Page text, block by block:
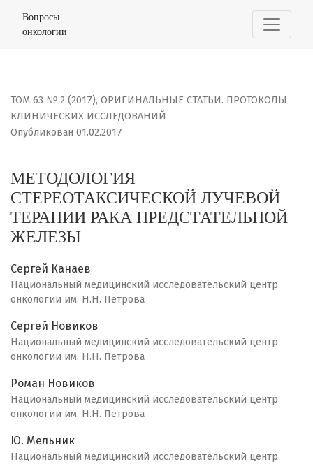
МЕТОДОЛОГИЯ СТЕРЕОТАКСИЧЕСКОЙ ЛУЧЕВОЙ
Вопросы
онкологии
ТОМ 63 № 2 (2017), ОРИГИНАЛЬНЫЕ СТАТЬИ. ПРОТОКОЛЫ
КЛИНИЧЕСКИХ ИССЛЕДОВАНИЙ
МЕТОДОЛОГИЯ
СТЕРЕОТАКСИЧЕСКОЙ ЛУЧЕВОЙ
ТЕРАПИИ РАКА ПРЕДСТАТЕЛЬНОЙ
ЖЕЛЕЗЫ
Опубликован 01.02.2017
Сергей Канаев
Национальный медицинский исследовательский центр
онкологии им. Н.Н. Петрова
Сергей Новиков
Национальный медицинский исследовательский центр
онкологии им. Н.Н. Петрова
Роман Новиков
Национальный медицинский исследовательский центр
онкологии им. Н.Н. Петрова
Ю. Мельник
Национальный медицинский исследовательский центр